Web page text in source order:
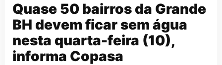
Quase 50 bairros da Grande
BH devem ficar sem água
nesta quarta-feira (10),
informa Copasa